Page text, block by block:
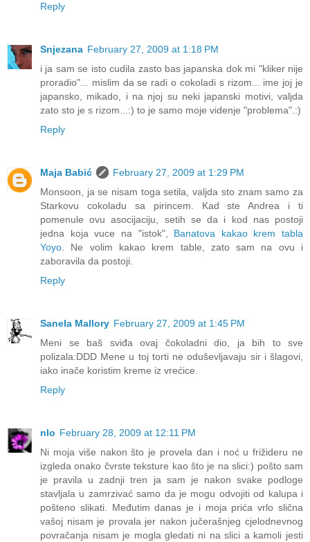
Reply
Snjezana February 27, 2009 at 1:18 PM
i ja sam se isto cudila zasto bas japanska dok mi "kliker nije
proradio"... mislim da se radi o cokoladi s rizom... ime joj je
japansko, mikado, i na njoj su neki japanski motivi, valjda
zato sto je s rizom...:) to je samo moje videnje "problema".:)
Reply
Maja Babić
February 27, 2009 at 1:29 PM
Monsoon, ja se nisam toga setila, valjda sto znam samo za
Starkovu cokoladu sa pirincem. Kad ste Andrea i ti
pomenule ovu asocijaciju, setih se da i kod nas postoji
jedna koja vuce na "istok", Banatova kakao krem tabla
Yoyo . Ne volim kakao krem table, zato sam na ovu i
zaboravila da postoji.
Reply
Sanela Mallory February 27, 2009 at 1:45 PM
Meni se baš sviđa ovaj čokoladni dio, ja bih to sve
polizala:DDD Mene u toj torti ne oduševljavaju sir i šlagovi,
iako inače koristim kreme iz vrećice.
Reply
nlo February 28, 2009 at 12:11 PM
Ni moja više nakon što je provela dan i noć u frižideru ne
izgleda onako čvrste teksture kao što je na slici:) pošto sam
je pravila u zadnji tren ja sam je nakon svake podloge
stavljala u zamrzivać samo da je mogu odvojiti od kalupa i
pošteno slikati. Međutim danas je i moja prića vrlo slična
vašoj nisam je provala jer nakon jučerašnjeg cjelodnevnog
povračanja nisam je mogla gledati ni na slici a kamoli jesti